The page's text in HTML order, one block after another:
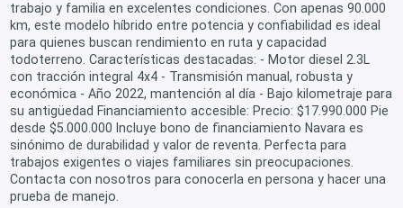
trabajo y familia en excelentes condiciones. Con apenas 90.000
km, este modelo híbrido entre potencia y confiabilidad es ideal
para quienes buscan rendimiento en ruta y capacidad
todoterreno. Características destacadas: - Motor diesel 2.3L
con tracción integral 4x4 - Transmisión manual, robusta y
económica - Año 2022, mantención al día - Bajo kilometraje para
su antigüedad Financiamiento accesible: Precio: $17.990.000 Pie
desde $5.000.000 Incluye bono de financiamiento Navara es
sinónimo de durabilidad y valor de reventa. Perfecta para
trabajos exigentes o viajes familiares sin preocupaciones.
Contacta con nosotros para conocerla en persona y hacer una
prueba de manejo.